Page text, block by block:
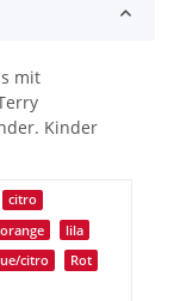
mit
Kinder
citro
lila
citro
Rot